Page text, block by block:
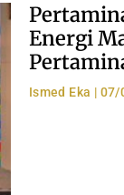
Energi
Ismed Eka 07/